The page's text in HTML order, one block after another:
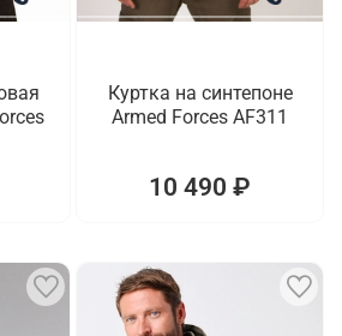
Куртка на синтепоне
Armed Forces AF311
10 490 ₽